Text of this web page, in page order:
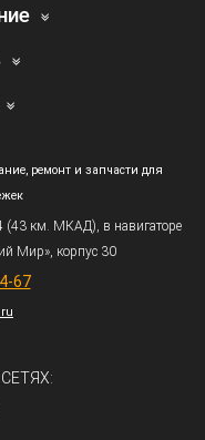
ремонт и запчасти для
(43км. МКАД), в навигаторе
Мир», корпус 30
67